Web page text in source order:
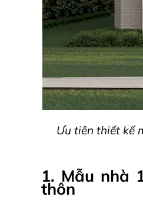
Ưu tiên thiết kế
1. Mẫu nhà
thôn